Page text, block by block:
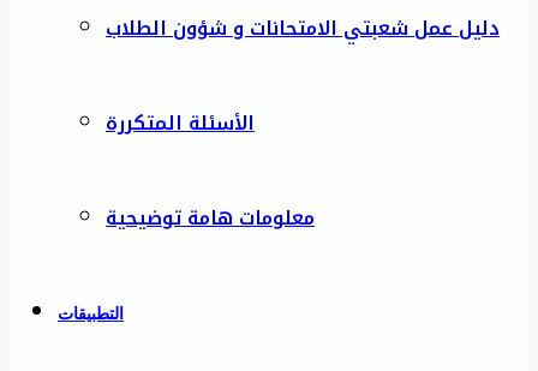
دليل عمل شعبتي الامتحانات و شؤون الطلاب
الأسئلة المتكررة
معلومات هامة توضيحية
التطبيقات